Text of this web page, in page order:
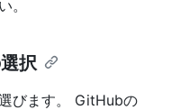
。
択
びます。 GitHubの